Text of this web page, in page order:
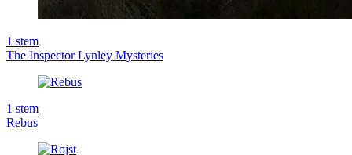
1 stem
The Inspector Lynley Mysteries
1 stem
Rebus